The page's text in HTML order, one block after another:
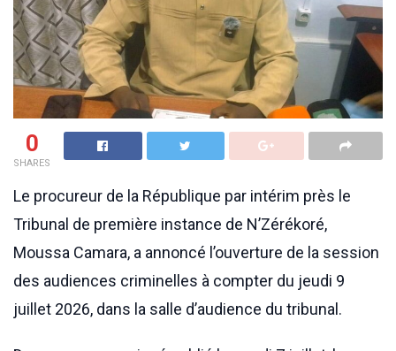
0
SHARES
Le procureur de la République par intérim près le
Tribunal de première instance de N’Zérékoré,
Moussa Camara, a annoncé l’ouverture de la session
des audiences criminelles à compter du jeudi 9
juillet 2026, dans la salle d’audience du tribunal.